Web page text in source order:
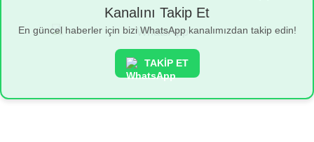
Kanalını Takip Et
En güncel haberler için bizi WhatsApp kanalımızdan takip edin!
TAKİP ET